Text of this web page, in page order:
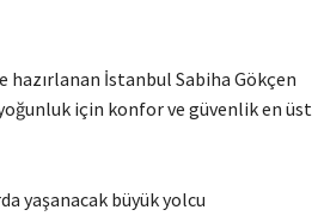
İstanbul Sabiha Gökçen
için konfor ve güvenlik en üst
yaşanacak büyük yolcu